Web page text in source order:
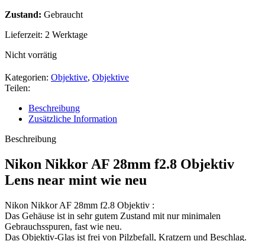
Zustand: Gebraucht
Lieferzeit: 2 Werktage
Nicht vorrätig
Kategorien: Objektive, Objektive
Teilen:
Beschreibung
Zusätzliche Information
Beschreibung
Nikon Nikkor AF 28mm f2.8 Objektiv
Lens near mint wie neu
Nikon Nikkor AF 28mm f2.8 Objektiv :
Das Gehäuse ist in sehr gutem Zustand mit nur minimalen
Gebrauchsspuren, fast wie neu.
Das Objektiv-Glas ist frei von Pilzbefall, Kratzern und Beschlag.